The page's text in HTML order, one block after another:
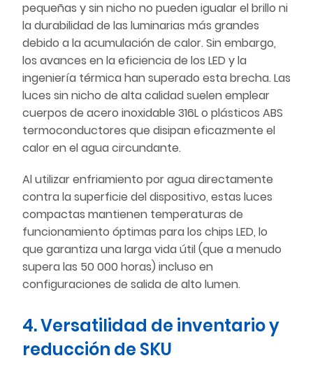
pequeñas y sin nicho no pueden igualar el brillo ni
la durabilidad de las luminarias más grandes
debido a la acumulación de calor. Sin embargo,
los avances en la eficiencia de los LED y la
ingeniería térmica han superado esta brecha. Las
luces sin nicho de alta calidad suelen emplear
cuerpos de acero inoxidable 316L o plásticos ABS
termoconductores que disipan eficazmente el
calor en el agua circundante.
Al utilizar enfriamiento por agua directamente
contra la superficie del dispositivo, estas luces
compactas mantienen temperaturas de
funcionamiento óptimas para los chips LED, lo
que garantiza una larga vida útil (que a menudo
supera las 50 000 horas) incluso en
configuraciones de salida de alto lumen.
4. Versatilidad de inventario y
reducción de SKU